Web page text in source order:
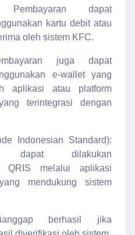
Pembayaran dapat
kartu debit atau
oleh sistem KFC.
juga dapat
e-wallet yang
aplikasi atau platform
terintegrasi dengan
Indonesian Standard):
dapat dilakukan
QRIS melalui aplikasi
mendukung sistem
berhasil jika